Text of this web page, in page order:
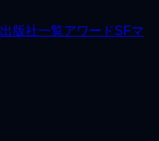
出版社一覧アワードSFマ